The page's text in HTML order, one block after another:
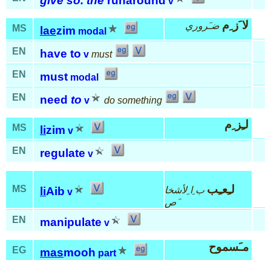
MS laezim modal لا َز ِم ضـَروري
EN have to v must
EN
must modal
EN
need to v do something
MS lizim v لـِز ِم
EN regulate v
MS liAib v لـِعـِب ب ِا ِلأشخا
َص
EN
manipulate v
EG masmooh part مـَسموح